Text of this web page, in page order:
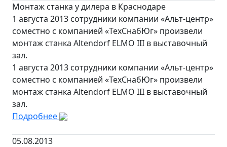
Монтаж станка у дилера в Краснодаре
1 августа 2013 сотрудники компании «Альт-центр»
соместно с компанией «ТехСнабЮг» произвели
монтаж станка Altendorf ELMO III в выставочный
зал.
1 августа 2013 сотрудники компании «Альт-центр»
соместно с компанией «ТехСнабЮг» произвели
монтаж станка Altendorf ELMO III в выставочный
зал.
Подробнее
05.08.2013